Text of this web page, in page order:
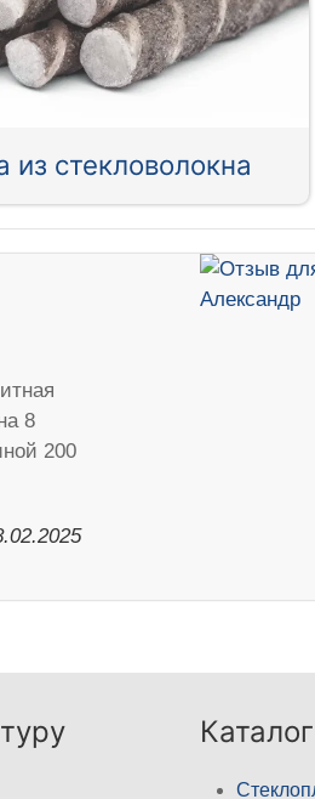
из стекловолокна
8
200
Каталог